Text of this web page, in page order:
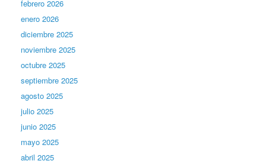
febrero 2026
enero 2026
diciembre 2025
noviembre 2025
octubre 2025
septiembre 2025
agosto 2025
julio 2025
junio 2025
mayo 2025
abril 2025